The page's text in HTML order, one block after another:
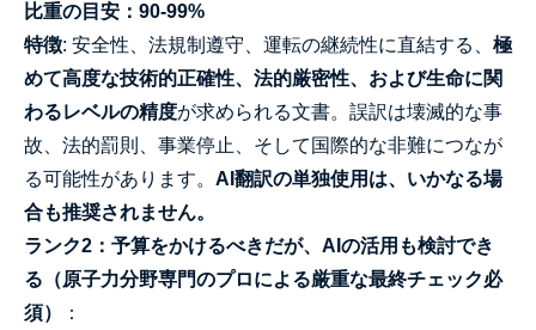
比重の目安：90-99%
特徴: 安全性、法規制遵守、運転の継続性に直結する、 極
めて高度な技術的正確性、法的厳密性、および生命に関
わるレベルの精度が求められる文書。誤訳は壊滅的な事
故、法的罰則、事業停止、そして国際的な非難につなが
る可能性があります。 AI翻訳の単独使用は、いかなる場
合も推奨されません。
ランク2：予算をかけるべきだが、AIの活用も検討でき
る（原子力分野専門のプロによる厳重な最終チェック必
須）
：